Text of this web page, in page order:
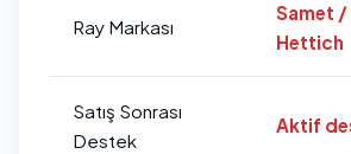
Ray Markası
Samet /
Hettich
Satış Sonrası
Destek
Aktif